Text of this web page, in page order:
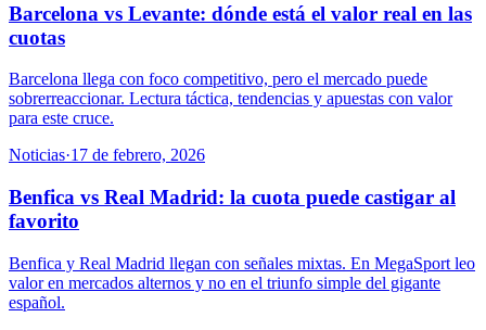
Barcelona vs Levante: dónde está el valor real en las
cuotas
Barcelona llega con foco competitivo, pero el mercado puede
sobrerreaccionar. Lectura táctica, tendencias y apuestas con valor
para este cruce.
Noticias·17 de febrero, 2026
Benfica vs Real Madrid: la cuota puede castigar al
favorito
Benfica y Real Madrid llegan con señales mixtas. En MegaSport leo
valor en mercados alternos y no en el triunfo simple del gigante
español.